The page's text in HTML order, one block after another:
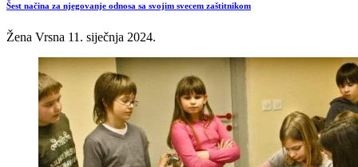
Šest načina za njegovanje odnosa sa svojim svecem zaštitnikom
Žena Vrsna 11. siječnja 2024.